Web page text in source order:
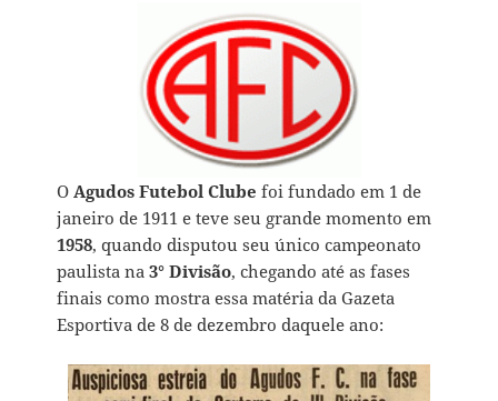
O Agudos Futebol Clube foi fundado em 1 de
janeiro de 1911 e teve seu grande momento em
1958, quando disputou seu único campeonato
paulista na3° Divisão, chegando até as fases
finais como mostra essa matéria da Gazeta
Esportiva de 8 de dezembro daquele ano: